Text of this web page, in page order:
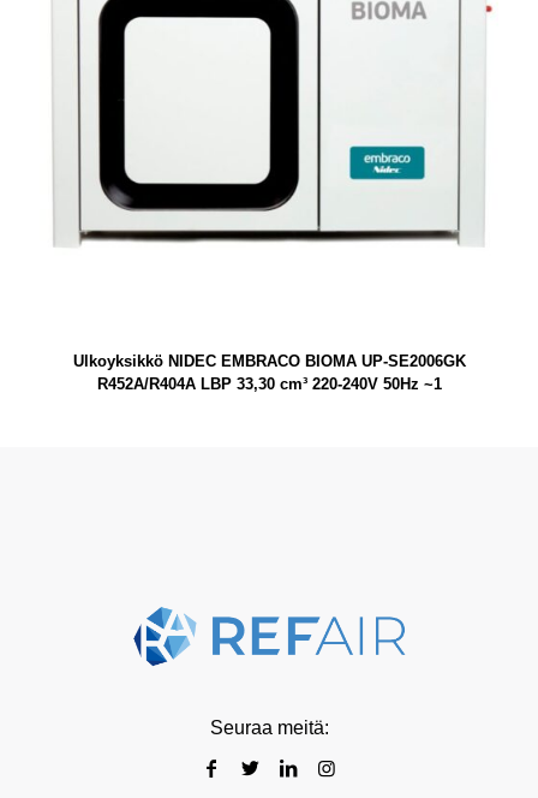
Ulkoyksikkö NIDEC EMBRACO BIOMA UP-SE2006GK
R452A/R404A LBP 33,30 cm³ 220-240V 50Hz ~1
Seuraa meitä: